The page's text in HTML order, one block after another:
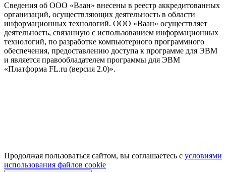
Сведения об ООО «Ваан» внесены в реестр аккредитованных
организаций, осуществляющих деятельность в области
информационных технологий. ООО «Ваан» осуществляет
деятельность, связанную с использованием информационных
технологий, по разработке компьютерного программного
обеспечения, предоставлению доступа к программе для ЭВМ
и является правообладателем программы для ЭВМ
«Платформа FL.ru (версия 2.0)».
Продолжая пользоваться сайтом, вы соглашаетесь с условиями
использования файлов cookie